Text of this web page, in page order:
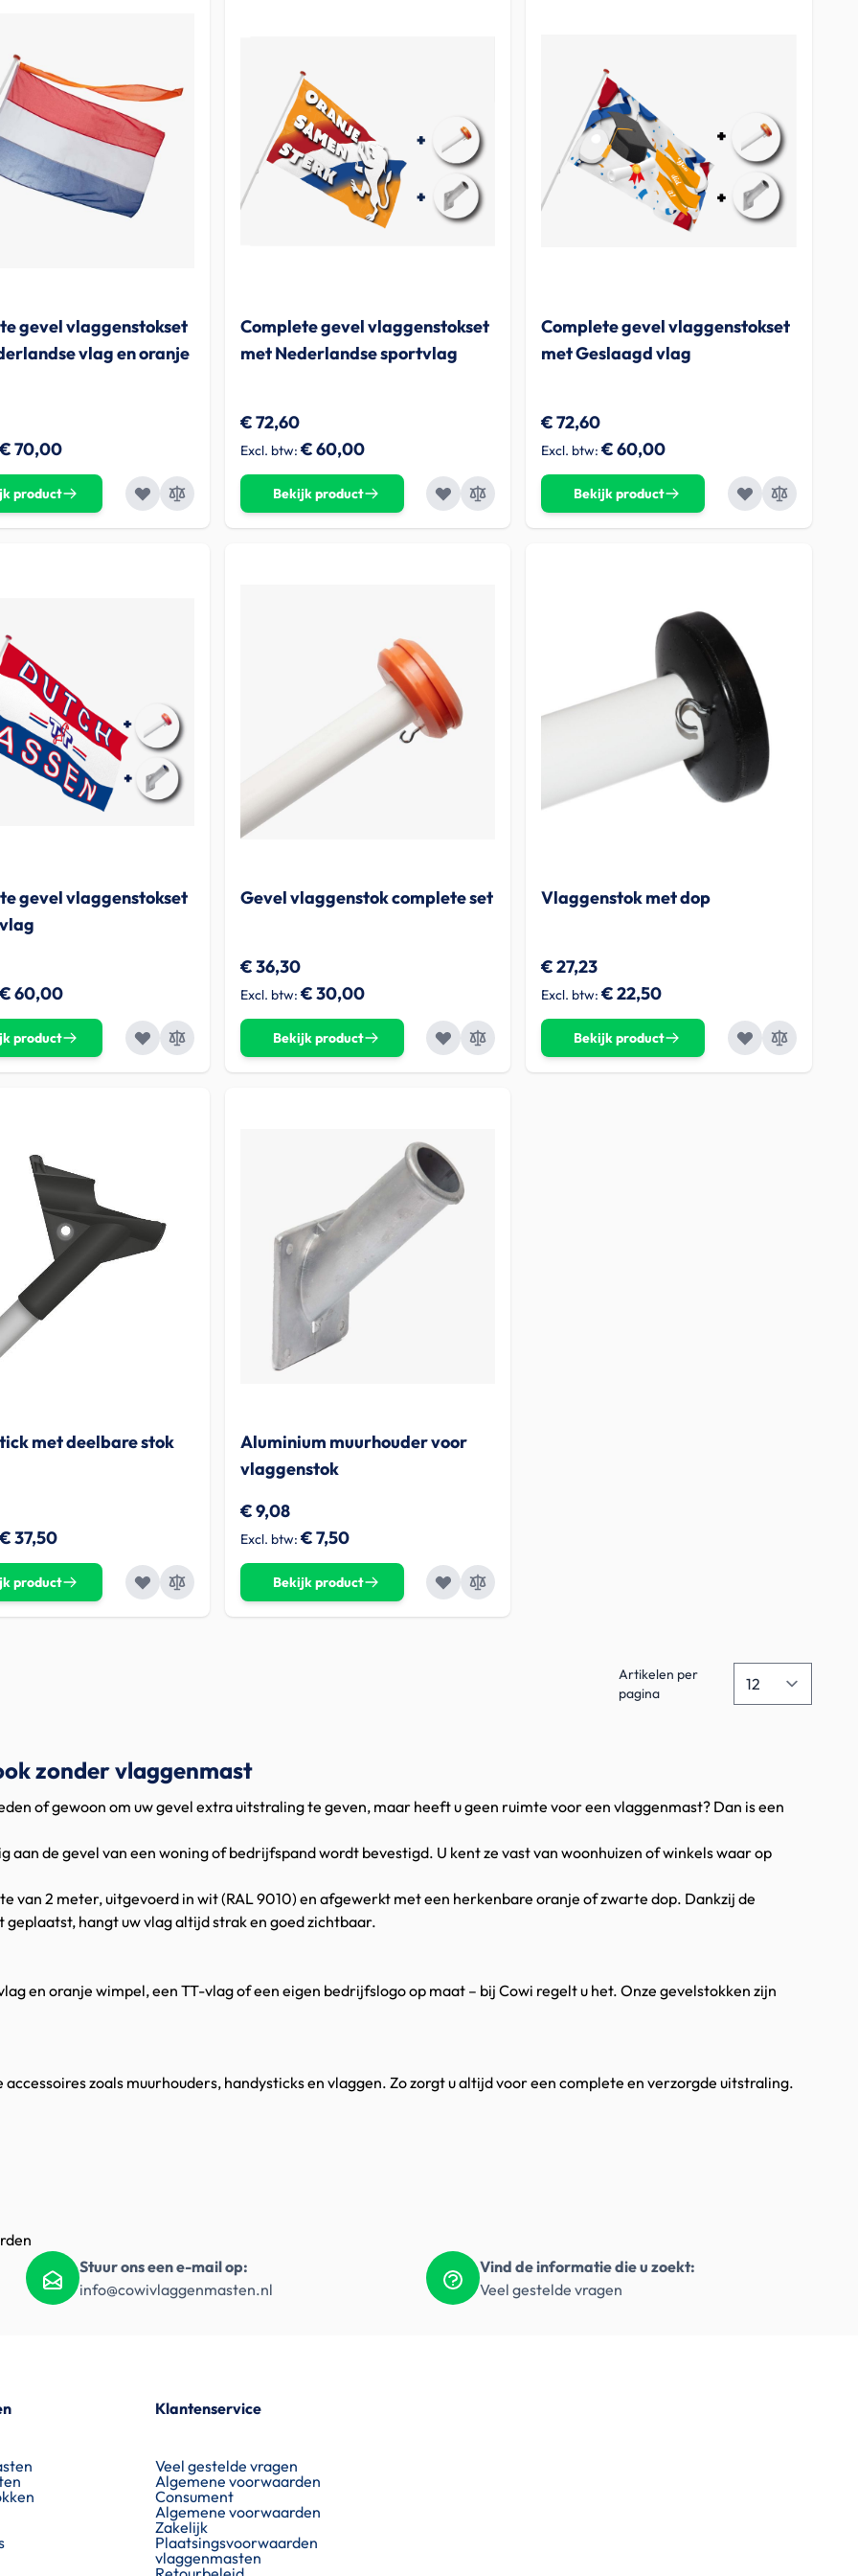
gevel vlaggenstokset
vlag en oranje
€ 70,00
product
Complete gevel vlaggenstokset
met Nederlandse sportvlag
€ 72,60
€ 60,00
Bekijk product
Complete gevel vlaggenstokset
met Geslaagd vlag
€ 72,60
€ 60,00
Bekijk product
gevel vlaggenstokset
€ 60,00
product
Gevel vlaggenstok complete set
€ 36,30
€ 30,00
Bekijk product
Vlaggenstok met dop
€ 27,23
€ 22,50
Bekijk product
met deelbare stok
€ 37,50
product
Aluminium muurhouder voor
vlaggenstok
€ 9,08
€ 7,50
Bekijk product
Artikelen per
pagina
zonder vlaggenmast
of gewoon om uw gevel extra uitstraling te geven, maar heeft u geen ruimte voor een vlaggenmast? Dan is een
aan de gevel van een woning of bedrijfspand wordt bevestigd. U kent ze vast van woonhuizen of winkels waar op
van 2 meter, uitgevoerd in wit (RAL 9010) en afgewerkt met een herkenbare oranje of zwarte dop. Dankzij de
hangt uw vlag altijd strak en goed zichtbaar.
en oranje wimpel, een TT-vlag of een eigen bedrijfslogo op maat – bij Cowi regelt u het. Onze gevelstokken zijn
zoals muurhouders, handysticks en vlaggen. Zo zorgt u altijd voor een complete en verzorgde uitstraling.
Stuur ons een e-mail op:
info@cowivlaggenmasten.nl
Vind de informatie die u zoekt:
Veel gestelde vragen
Klantenservice
Veel gestelde vragen
Algemene voorwaarden
Consument
Algemene voorwaarden
Zakelijk
Plaatsingsvoorwaarden
vlaggenmasten